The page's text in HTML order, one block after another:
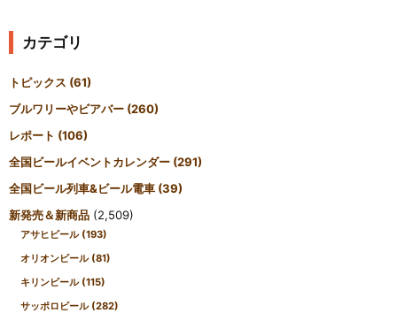
カテゴリ
トピックス (61)
ブルワリーやビアバー (260)
レポート (106)
全国ビールイベントカレンダー (291)
全国ビール列車&ビール電車 (39)
新発売＆新商品 (2,509)
アサヒビール (193)
オリオンビール (81)
キリンビール (115)
サッポロビール (282)